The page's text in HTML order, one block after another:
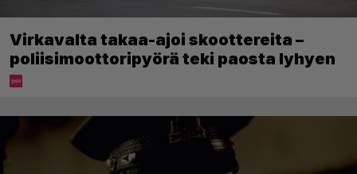
Virkavalta takaa-ajoi skoottereita –
poliisimoottoripyörä teki paosta lyhyen